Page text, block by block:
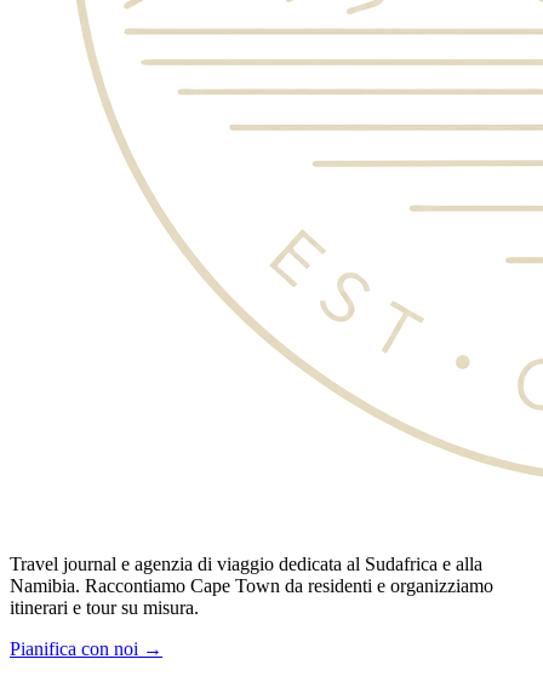
Travel journal e agenzia di viaggio dedicata al Sudafrica e alla
Namibia. Raccontiamo Cape Town da residenti e organizziamo
itinerari e tour su misura.
Pianifica con noi →